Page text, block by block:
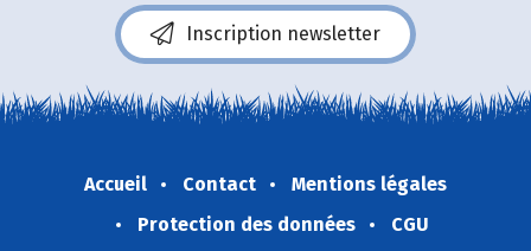
Inscription newsletter
Accueil Contact
Mentions légales
Protection des données
CGU